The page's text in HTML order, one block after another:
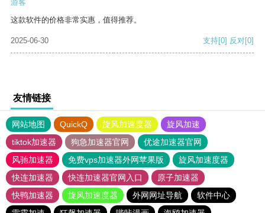
游客
这款软件的价格非常实惠，值得推荐。
2025-06-30 支持[0] 反对[0]
友情链接
网站地图 QuickQ 旋风加速度器
旋风加速
tiktok加速器
狗急加速器官网
优途加速器官网
风驰加速器
免费vps加速器外网苹果版
旋风加速度器
快连加速器
快连加速器官网入口
原子加速器
快鸭加速器
旋风加速度器 外网网址导航
软件中心